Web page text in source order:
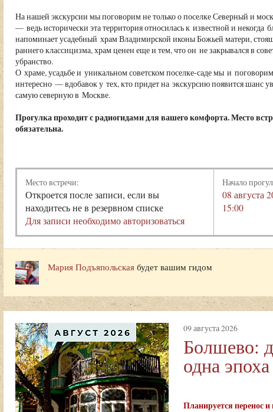
На нашей экскурсии мы поговорим не только о поселке Северный и
— ведь исторически эта территория относилась к известной и некогда
напоминает усадебный храм Владимирской иконы Божьей матери,
раннего классицизма, храм ценен еще и тем, что он не закрывался в
убранство.
О храме, усадьбе и уникальном советском поселке-саде мы и
интересно — вдобавок у тех, кто придет на экскурсию появится шанс
самую северную в Москве.
Прогулка проходит с радиогидами для вашего комфорта. Место
обязательна.
Место встречи:
Откроется после записи, если вы
находитесь не в резервном списке
Для записи необходимо авторизоваться
Начало
08 августа
15:00
Мария Подъяпольская будет вашим гидом
09 августа 2026
Болшево:
одна эпоха
Планируется перенос и